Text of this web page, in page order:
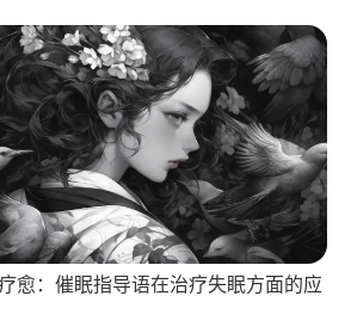
愈：催眠指导语在治疗失眠方面的应